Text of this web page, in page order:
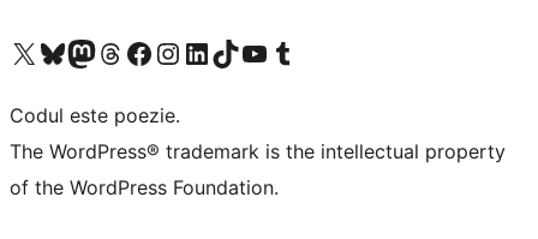
Mergi la contul nostru X (fost Twitter)
Vizitează contul nostru Bluesky
Vizitează contul nostru Mastodon
Vizitează contul nostru Threads
Vizitează pagina noastră Facebook
Vizitează-ne pe Instagram
Vizitează-ne pe LinkedIn
Vizitează contul nostru TikTok
Vizitează canalul nostru YouTube
Vizitează contul nostru Tumblr
Codul este poezie.
The WordPress® trademark is the intellectual property
of the WordPress Foundation.